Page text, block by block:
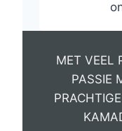
MET VEEL
PASSIE